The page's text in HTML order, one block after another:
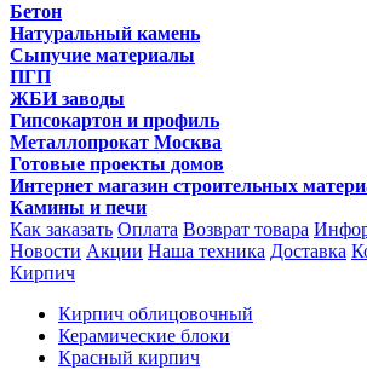
Бетон
Натуральный камень
Сыпучие материалы
ПГП
ЖБИ заводы
Гипсокартон и профиль
Металлопрокат Москва
Готовые проекты домов
Интернет магазин строительных
Камины и печи
Как заказать Оплата Возврат товара
Новости Акции Наша техника Доставка
Кирпич
Кирпич облицовочный
Керамические блоки
Красный кирпич